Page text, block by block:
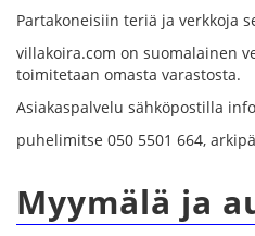
Partakoneisiin teriä ja verkkoja
villakoira.com on suomalainen
toimitetaan omasta varastosta.
Asiakaspalvelu sähköpostilla
puhelimitse 050 5501 664,
Myymälä ja